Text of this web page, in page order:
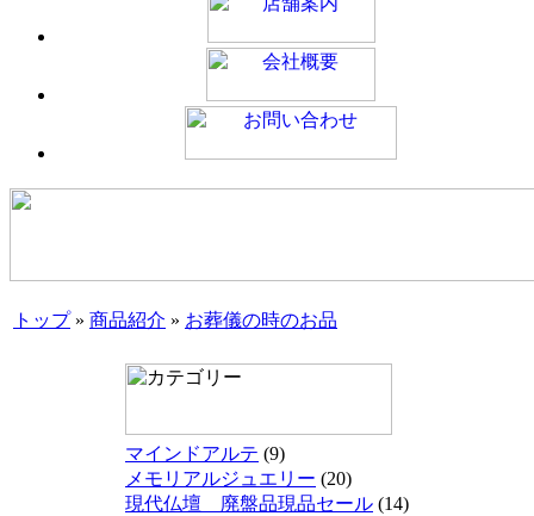
トップ» 商品紹介 » お葬儀の時のお品
マインドアルテ (9)
メモリアルジュエリー (20)
現代仏壇 廃盤品現品セール (14)